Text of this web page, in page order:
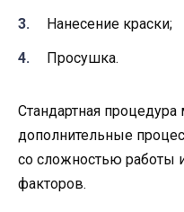
Нанесение краски;
Просушка.
Стандартная
дополнительные
со сложностью работы
факторов.